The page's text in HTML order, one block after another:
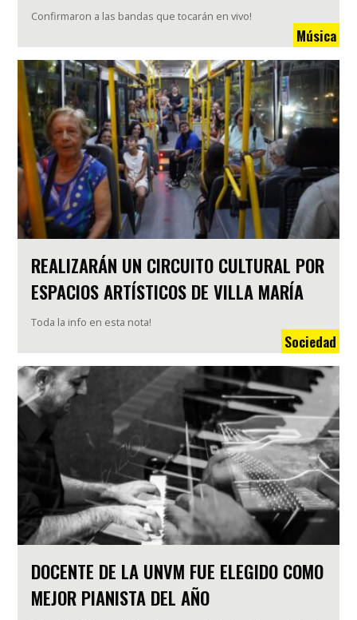
Confirmaron a las bandas que tocarán en vivo!
Música
REALIZARÁN UN CIRCUITO CULTURAL POR
ESPACIOS ARTÍSTICOS DE VILLA MARÍA
Toda la info en esta nota!
Sociedad
DOCENTE DE LA UNVM FUE ELEGIDO COMO
MEJOR PIANISTA DEL AÑO